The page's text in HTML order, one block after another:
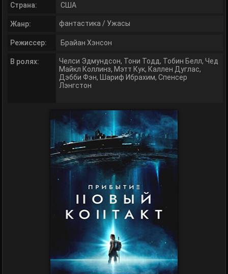
Страна: США
Жанр: фантастика / Ужасы
Режиссер: Брайан Хэнсон
В ролях: Челси Эдмундсон, Тони Тодд, Тобин Белл,Чед
Майкл Коллинз, Мэтт Кук, Каллен Дуглас,
Дэбби Фэн, Шариф Ибрахим,Спенсер
Лэнгстон